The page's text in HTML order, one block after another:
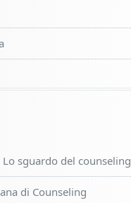
sguardo del counseling
di Counseling